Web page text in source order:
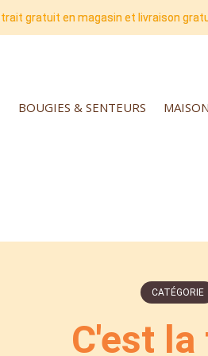
gratuit en magasin et livraison
BOUGIES & SENTEURS MAISON
CATÉGORIE
C'est